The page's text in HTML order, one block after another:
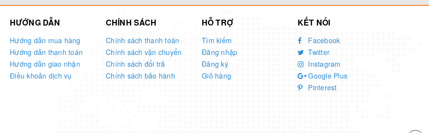
HƯỚNG DẪN
Hướng dẫn mua hàng
Hướng dẫn thanh toán
Hướng dẫn giao nhận
Điều khoản dịch vụ
CHÍNH SÁCH
Chính sách thanh toán
Chính sách vận chuyển
Chính sách đổi trả
Chính sách bảo hành
HỖ TRỢ
Tìm kiếm
Đăng nhập
Đăng ký
Giỏ hàng
KẾT NỐI
Facebook
Twitter
Instagram
Google Plus
Pinterest